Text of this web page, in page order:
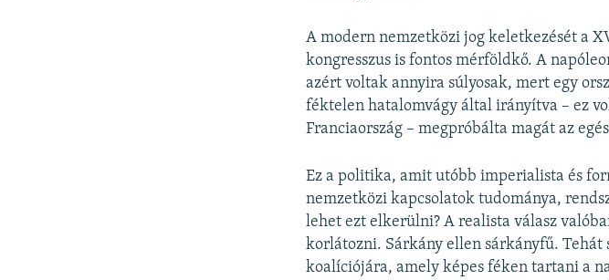
A modern nemzetközi jog keletkezését a
kongresszus is fontos mérföldkő. A
azért voltak annyira súlyosak, mert egy
féktelen hatalomvágy által irányítva – ez
Franciaország – megpróbálta magát az
Ez a politika, amit utóbb imperialista és
nemzetközi kapcsolatok tudománya,
lehet ezt elkerülni? A realista válasz
korlátozni. Sárkány ellen sárkányfű. Tehát
koalíciójára, amely képes féken tartani a